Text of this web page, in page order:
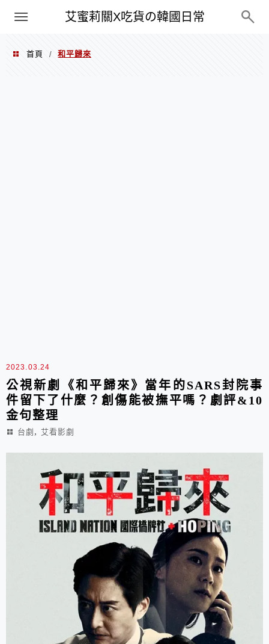
艾蜜莉關X吃貨の韓國日常
PXN
首頁 / 和平歸來
2023.03.24
公視新劇《和平歸來》當年的SARS封院事
件留下了什麼？創傷能被撫平嗎？劇評&10
金句整理
台劇 , 艾看影劇